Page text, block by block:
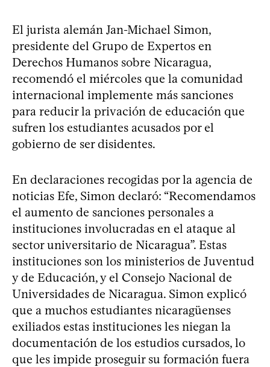
El jurista alemán Jan-Michael Simon,
presidente del Grupo de Expertos en
Derechos Humanos sobre Nicaragua,
recomendó el miércoles que la comunidad
internacional implemente más sanciones
para reducir la privación de educación que
sufren los estudiantes acusados por el
gobierno de ser disidentes.
En declaraciones recogidas por la agencia de
noticias Efe, Simon declaró: “Recomendamos
el aumento de sanciones personales a
instituciones involucradas en el ataque al
sector universitario de Nicaragua”. Estas
instituciones son los ministerios de Juventud
y de Educación, y el Consejo Nacional de
Universidades de Nicaragua. Simon explicó
que a muchos estudiantes nicaragüenses
exiliados estas instituciones les niegan la
documentación de los estudios cursados, lo
que les impide proseguir su formación fuera